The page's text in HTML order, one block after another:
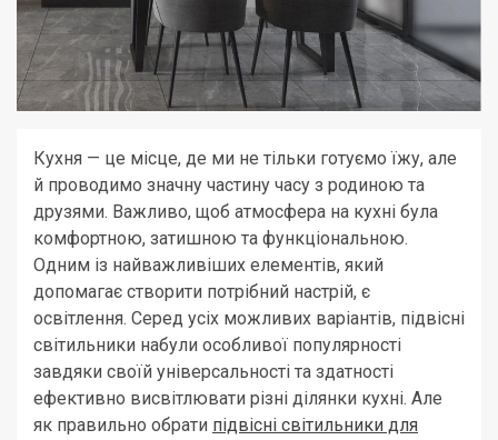
Кухня — це місце, де ми не тільки готуємо їжу, але
й проводимо значну частину часу з родиною та
друзями. Важливо, щоб атмосфера на кухні була
комфортною, затишною та функціональною.
Одним із найважливіших елементів, який
допомагає створити потрібний настрій, є
освітлення. Серед усіх можливих варіантів, підвісні
світильники набули особливої популярності
завдяки своїй універсальності та здатності
ефективно висвітлювати різні ділянки кухні. Але
як правильно обрати підвісні світильники для